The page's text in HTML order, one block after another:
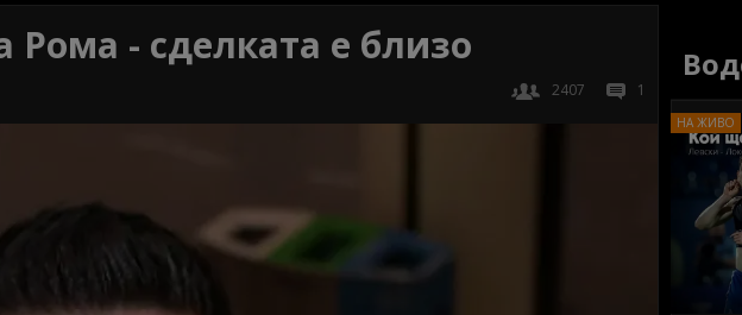
- сделката е близо
2407 1